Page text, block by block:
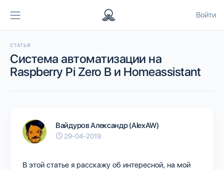
Войти
СТАТЬЯ
Система автоматизации на
Raspberry Pi Zero B и Homeassistant
Вайдуров Александр (AlexAW)
29-04-2019
В этой статье я расскажу об интересной, на мой